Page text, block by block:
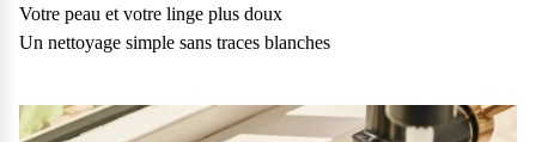
Votre peau et votre linge plus doux
Un nettoyage simple sans traces blanches
Consulter notre FAQ
Service après-vente